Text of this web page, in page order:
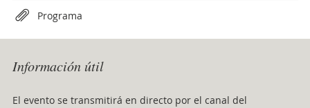
Programa
Información útil
El evento se transmitirá en directo por el canal del